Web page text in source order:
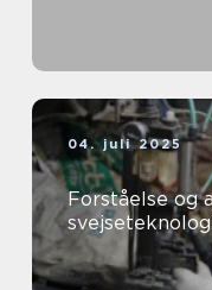
04. juli 2025
Forståelse og